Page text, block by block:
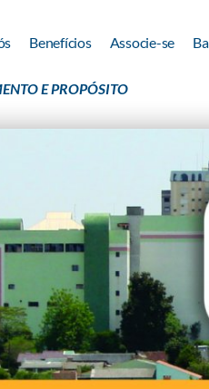
Benefícios Associe-se
E PROPÓSITO